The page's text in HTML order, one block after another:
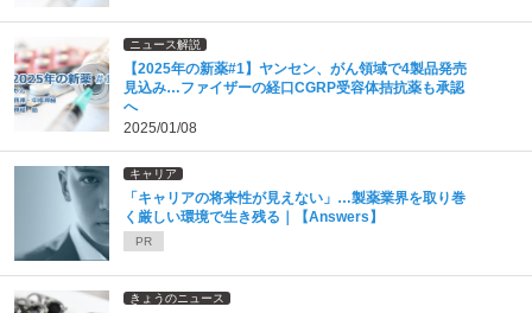
ニュース解説
【2025年の新薬#1】ヤンセン、がん領域で4製品発売
見込み…ファイザーの経口CGRP受容体拮抗薬も承認
へ
2025/01/08
キャリア
「キャリアの将来性が見えない」…製薬業界を取り巻
く厳しい環境で生き残る｜【Answers】
PR
きょうのニュース